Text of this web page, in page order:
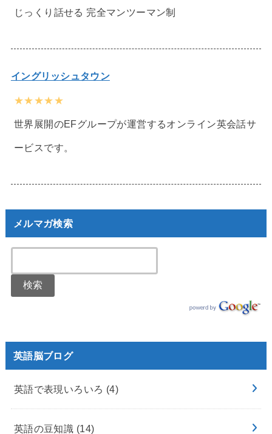
じっくり話せる 完全マンツーマン制
イングリッシュタウン
★★★★★
世界展開のEFグループが運営するオンライン英会話サ
ービスです。
メルマガ検索
英語脳ブログ
英語で表現いろいろ (4)
英語の豆知識 (14)